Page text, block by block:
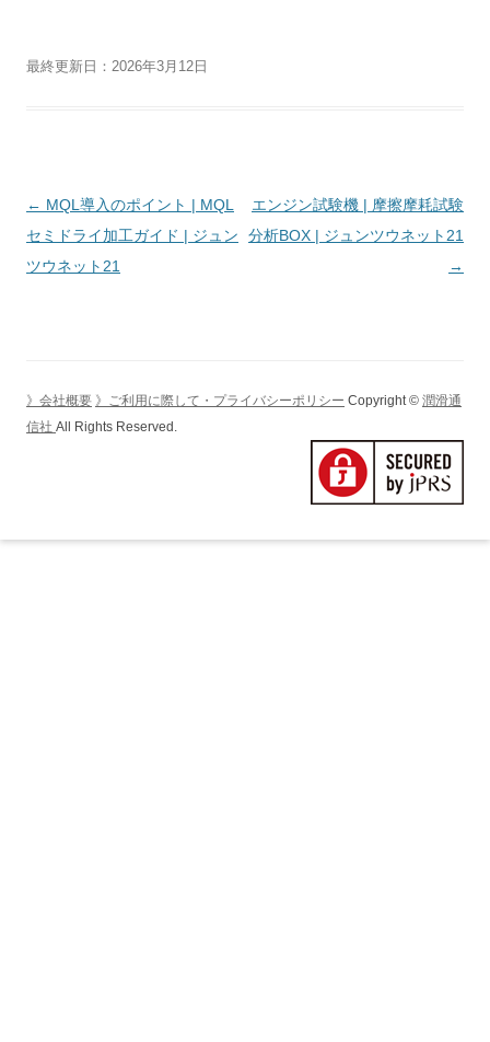
最終更新日：2026年3月12日
投
稿
ナ
ョ
← MQL導入のポイント | MQL
セミドライ加工ガイド | ジュン
ツウネット21
エンジン試験機 | 摩擦摩耗試験
分析BOX | ジュンツウネット21
→
》会社概要 》ご利用に際して・プライバシーポリシー Copyright © 潤滑通
信社 All Rights Reserved.